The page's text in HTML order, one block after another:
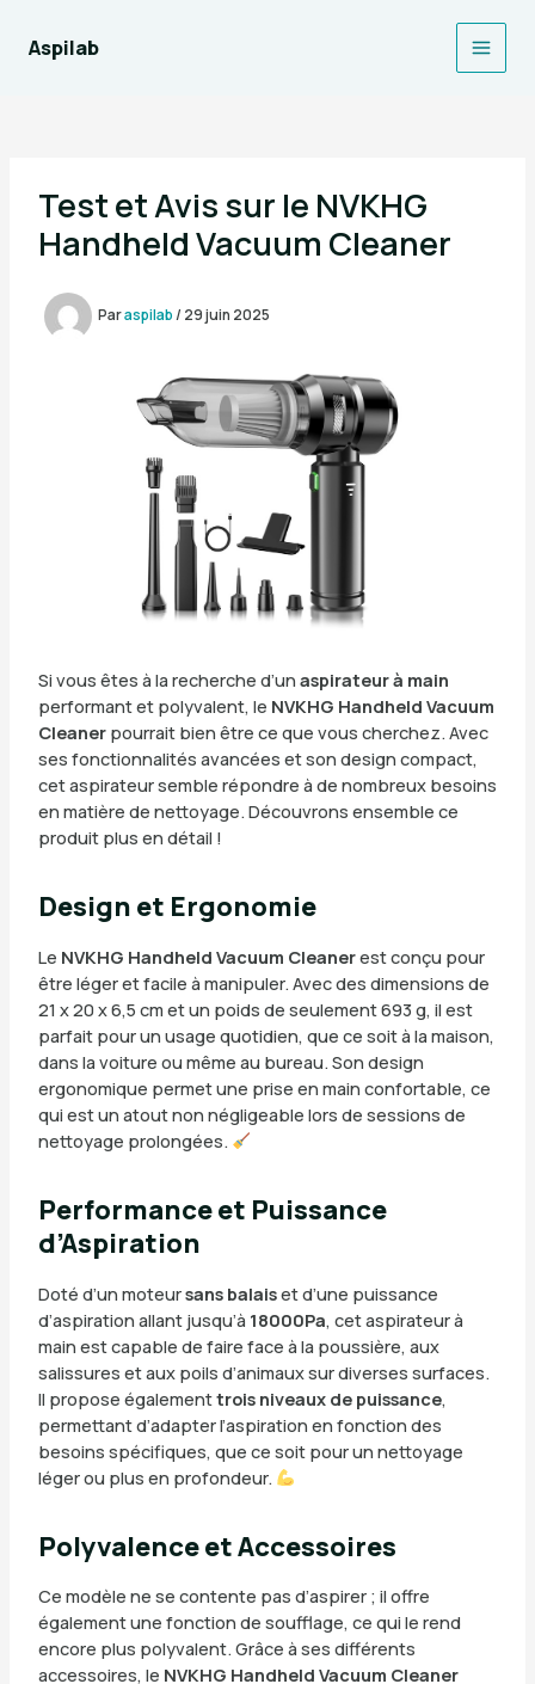
contenu
Aspilab
Main
Test et Avis sur le NVKHG
Handheld Vacuum Cleaner
Paraspilab/ 29 juin 2025
Si vous êtes à la recherche d’un aspirateur à main
performant et polyvalent, le NVKHG Handheld Vacuum
Cleanerpourrait bien être ce que vous cherchez. Avec
ses fonctionnalités avancées et son design compact,
cet aspirateur semble répondre à de nombreux besoins
en matière de nettoyage. Découvrons ensemble ce
produit plus en détail !
Design et Ergonomie
Le NVKHG Handheld Vacuum Cleanerest conçu pour
être léger et facile à manipuler. Avec des dimensions de
21 x 20 x 6,5 cm et un poids de seulement 693 g, il est
parfait pour un usage quotidien, que ce soit à la maison,
dans la voiture ou même au bureau. Son design
ergonomique permet une prise en main confortable, ce
qui est un atout non négligeable lors de sessions de
nettoyage prolongées.
Performance et Puissance
d’Aspiration
Doté d’un moteursans balaiset d’une puissance
d’aspiration allant jusqu’à 18000Pa, cet aspirateur à
main est capable de faire face à la poussière, aux
salissures et aux poils d’animaux sur diverses surfaces.
Il propose égalementtrois niveaux de puissance,
permettant d’adapter l’aspiration en fonction des
besoins spécifiques, que ce soit pour un nettoyage
léger ou plus en profondeur.
Polyvalence et Accessoires
Ce modèle ne se contente pas d’aspirer ; il offre
également une fonction de soufflage, ce qui le rend
encore plus polyvalent. Grâce à ses différents
accessoires, le NVKHG Handheld Vacuum Cleaner